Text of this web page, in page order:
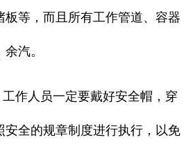
板等，而且所有工作管道、容器
汽。
作人员一定要戴好安全帽，穿
安全的规章制度进行执行，以免